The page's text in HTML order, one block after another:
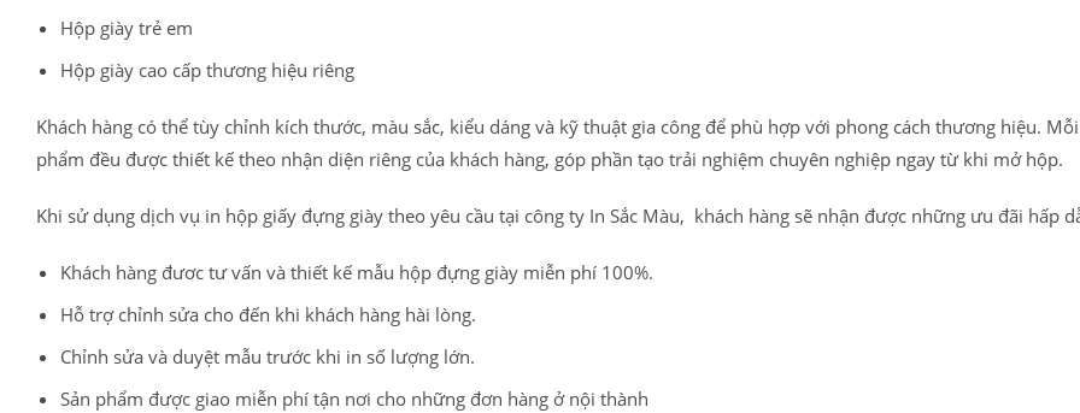
Hộp giày trẻ em
Hộp giày cao cấp thương hiệu riêng
Khách hàng có thể tùy chỉnh kích thước, màu sắc, kiểu dáng và kỹ thuật gia công để phù hợp với phong cách thương hiệu.
phẩm đều được thiết kế theo nhận diện riêng của khách hàng, góp phần tạo trải nghiệm chuyên nghiệp ngay từ khi mở hộp.
Khi sử dụng dịch vụ in hộp giấy đựng giày theo yêu cầu tại công ty In Sắc Màu, khách hàng sẽ nhận được những ưu đãi hấp
Khách hàng đươc tư vấn và thiết kế mẫu hộp đựng giày miễn phí 100%.
Hỗ trợ chỉnh sửa cho đến khi khách hàng hài lòng.
Chỉnh sửa và duyệt mẫu trước khi in số lượng lớn.
Sản phẩm được giao miễn phí tận nơi cho những đơn hàng ở nội thành